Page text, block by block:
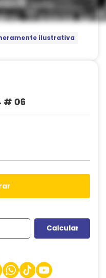
ilustrativa
# 06